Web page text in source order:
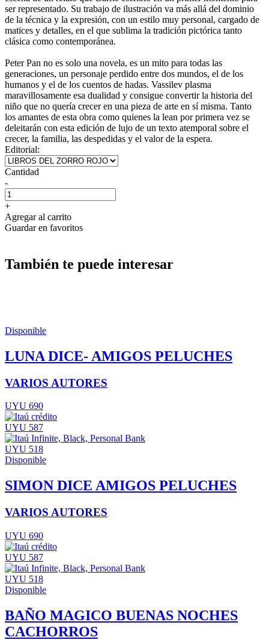
ser representado. Su trabajo de ilustración va más allá del dominio
de la técnica y la expresión, con un estilo muy personal, cargado de
matices y detalles, en el que sublima la tradición pictórica tanto
clásica como contemporánea.
Peter Pan no es solo una novela, es un mito para todas las
generaciones, un personaje perdido entre dos mundos, el de los
humanos y el de los cuentos de hadas. Vassilev plasma
maravillosamente esa dualidad y consigue convertir la historia del
niño que no quería crecer en una pieza de arte en sí misma. Tanto
los amantes de esta obra como quienes la lean por primera vez se
deleitarán con esta edición de lujo de un texto atemporal sobre el
crecer, la familia, las despedidas y el valor de la espera.
Editorial:
Cantidad
-
+
Agregar al carrito
Guardar en favoritos
También te puede interesar
Disponible
LUNA DICE- AMIGOS PELUCHES
VARIOS AUTORES
UYU 690
UYU 587
UYU 518
Disponible
SIMON DICE AMIGOS PELUCHES
VARIOS AUTORES
UYU 690
UYU 587
UYU 518
Disponible
BAÑO MAGICO BUENAS NOCHES
CACHORROS